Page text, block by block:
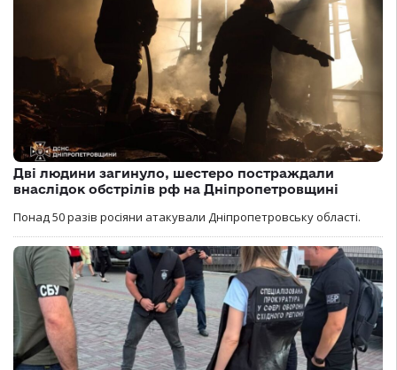
Дві людини загинуло, шестеро постраждали
внаслідок обстрілів рф на Дніпропетровщині
Понад 50 разів росіяни атакували Дніпропетровську області.